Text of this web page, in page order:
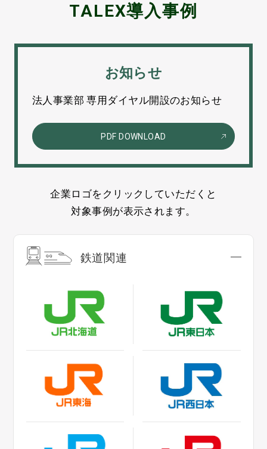
TALEX導入事例
お知らせ
法人事業部 専用ダイヤル開設のお知らせ
PDF DOWNLOAD
企業ロゴをクリックしていただくと
対象事例が表示されます。